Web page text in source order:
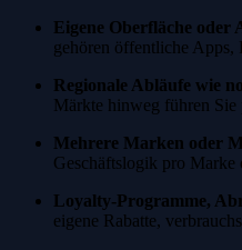
Eigene Oberfläche oder
gehören öffentliche Apps,
Regionale Abläufe wie
Märkte hinweg führen Sie
Mehrere Marken oder
Geschäftslogik pro
Loyalty-Programme,
eigene Rabatte,